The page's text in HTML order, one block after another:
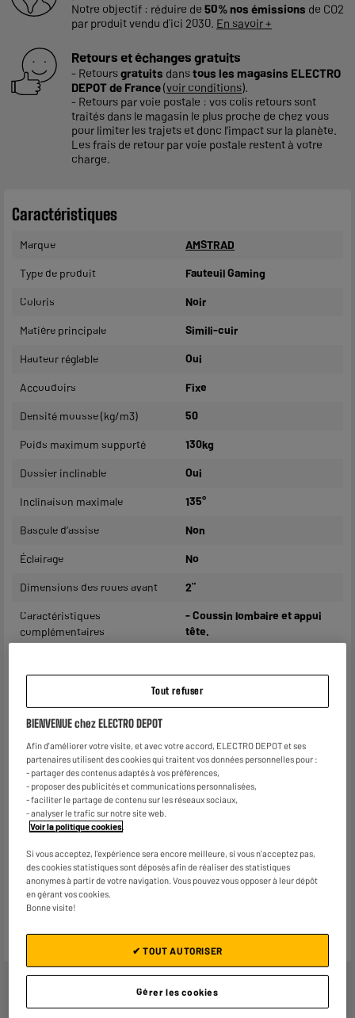
Notre objectif : réduire de 50% nos émissions de CO2
par produit vendu d'ici 2030. En savoir +
Retours et échanges gratuits
- Retoursgratuits danstous les magasins ELECTRO
DEPOT de France(voir conditions).
- Retours par voie postale : vos colis retours sont
traités dans le magasin le plus proche de chez vous
pour limiter les trajets et donc l’impact sur la planète.
Les frais de retour par voie postale restent à votre
charge.
Caractéristiques
Marque AMSTRAD
Type de produit Fauteuil Gaming
Coloris Noir
Matière principale Simili-cuir
Hauteur réglable Oui
Accoudoirs Fixe
Densité mousse (kg/m3) 50
Poids maximum supporté 130kg
Dossier inclinable Oui
Inclinaison maximale 135°
Bascule d’assise Non
Éclairage No
Dimensions des roues avant 2"
Caractéristiques
complémentaires
- Coussin lombaire et appui
tête.
15,2kg
Dimensions colis
Nom du fabricant, raison
sociale ou marque déposée
CHURCHILL
Adresse postale
20 RUE SAINT GILLES 75003
Adresse électronique
ASSISTANCE@CHURCHILL.WO
RLD
Code article
(données fournisseur)
Tout refuser
BIENVENUE chez ELECTRO DEPOT
Afin d'améliorer votre visite, et avec votre accord, ELECTRO DEPOT et ses
partenaires utilisent des cookies qui traitent vos données personnelles pour :
- partager des contenus adaptés à vos préférences,
- proposer des publicités et communications personnalisées,
- faciliter le partage de contenu sur les réseaux sociaux,
- analyser le trafic sur notre site web.
Voir la politique cookies
Si vous acceptez, l'expérience sera encore meilleure, si vous n'acceptez pas,
des cookies statistiques sont déposés afin de réaliser des statistiques
anonymes à partir de votre navigation. Vous pouvez vous opposer à leur dépôt
en gérant vos cookies.
Bonne visite!
Gérer les cookies
✔ TOUT AUTORISER